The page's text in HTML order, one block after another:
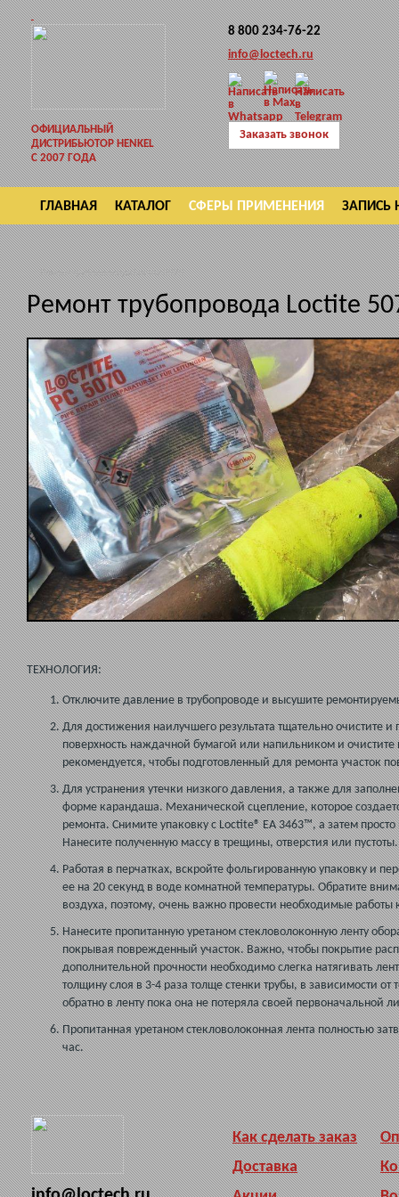
ОФИЦИАЛЬНЫЙ
ДИСТРИБЬЮТОР HENKEL
С 2007 ГОДА
8 800 234-76-22
info@loctech.ru
Заказать звонок
ГЛАВНАЯ КАТАЛОГ СФЕРЫ ПРИМЕНЕНИЯ ЗАПИСЬ
ВОЗВРАТ
Ремонт трубопровода Loctite 5070
Ремонт трубопровода Loctite
ТЕХНОЛОГИЯ:
Отключите давление в трубопроводе и высушите
Для достижения наилучшего результата тщательно очистите
поверхность наждачной бумагой или напильником и
рекомендуется, чтобы подготовленный для ремонта участок
Для устранения утечки низкого давления, а также для
форме карандаша. Механической сцепление, которое
ремонта. Снимите упаковку с Loctite® EA 3463™, а затем
Нанесите полученную массу в трещины, отверстия или пустоты.
Работая в перчатках, вскройте фольгированную упаковку и
ее на 20 секунд в воде комнатной температуры. Обратите
воздуха, поэтому, очень важно провести необходимые
Нанесите пропитанную уретаном стекловолоконную ленту
покрывая поврежденный участок. Важно, чтобы покрытие
дополнительной прочности необходимо слегка натягивать
толщину слоя в 3-4 раза толще стенки трубы, в зависимости
обратно в ленту пока она не потеряла своей первоначальной
Пропитанная уретаном стекловолоконная лента полностью
час.
Как сделать заказ
Доставка